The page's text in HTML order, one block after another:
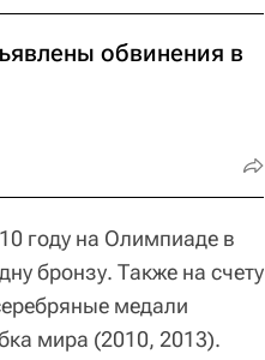
обвинения в
году на Олимпиаде в
бронзу. Также на счету
медали
мира (2010, 2013).